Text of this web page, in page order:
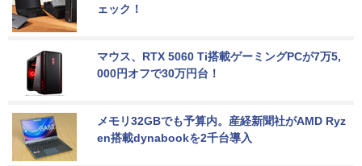
ェック！
マウス、RTX 5060 Ti搭載ゲーミングPCが7万5,
000円オフで30万円台！
メモリ32GBでも予算内。産経新聞社がAMD Ryz
en搭載dynabookを2千台導入